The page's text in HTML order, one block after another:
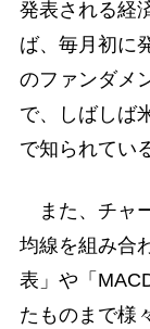
発表される経
ば、毎月初に
のファンダメ
で、しばしば
で知られてい
また、チャ
均線を組み合
表」や「
たものまで様